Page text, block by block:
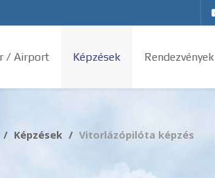
/ Airport Képzések Rendezvények
Képzések Vitorlázópilóta képzés